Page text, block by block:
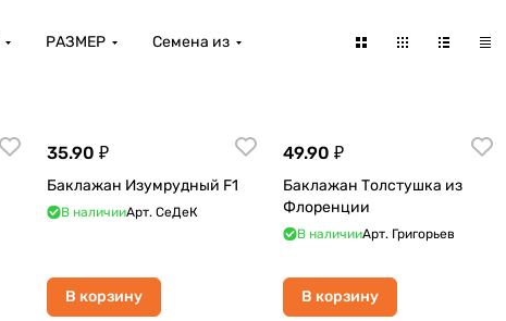
РАЗМЕР Семена из
35.90 ₽
Баклажан Изумрудный F1
В наличииАрт.СеДеК
В корзину
49.90 ₽
Баклажан Толстушка из
Флоренции
В наличииАрт. Григорьев
В корзину